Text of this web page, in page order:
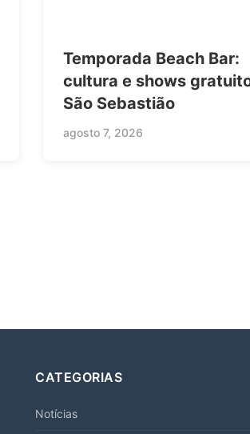
Temporada Beach Bar:
cultura e shows
São Sebastião
agosto 7, 2026
CATEGORIAS
Notícias